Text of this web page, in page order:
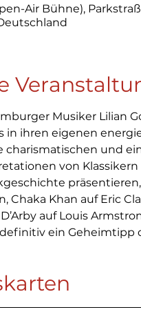
Air Bühne),
Musiker Lilian
in ihren eigenen
charismatischen und
von Klassikern
Chaka Khan auf Eric
auf Louis
ein Geheimtipp